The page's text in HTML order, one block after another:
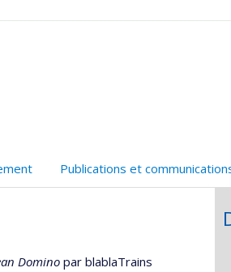
Publications et
Domino par blablaTrains